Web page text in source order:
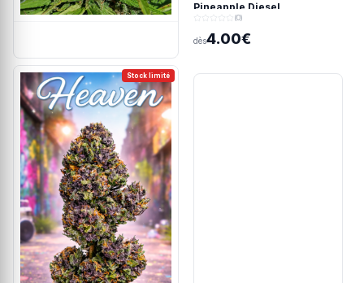
Pineapple Diesel
(0)
dès4.00€
Stock limité